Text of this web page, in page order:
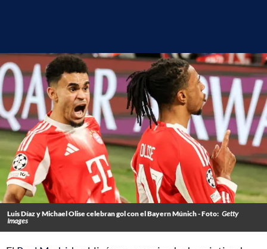
Luis Díaz y Michael Olise celebran gol con el Bayern Múnich - Foto: Getty
Images